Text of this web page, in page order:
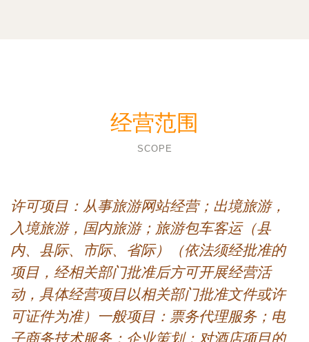
经营范围
SCOPE
许可项目：从事旅游网站经营；出境旅游，
入境旅游，国内旅游；旅游包车客运（县
内、县际、市际、省际）（依法须经批准的
项目，经相关部门批准后方可开展经营活
动，具体经营项目以相关部门批准文件或许
可证件为准）一般项目：票务代理服务；电
子商务技术服务；企业策划；对酒店项目的